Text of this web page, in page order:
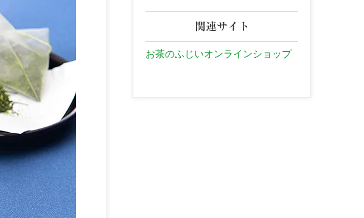
関連サイト
お茶のふじいオンラインショップ